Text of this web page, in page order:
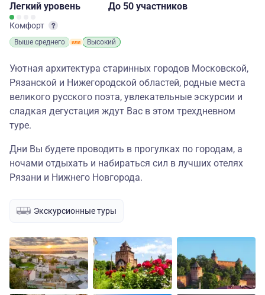
Легкий уровень
Комфорт
Выше среднего Высокий
до 50 участников
Уютная архитектура старинных городов Московской,
Рязанской и Нижегородской областей, родные места
великого русского поэта, увлекательные эскурсии и
сладкая дегустация ждут Вас в этом трехдневном
туре.
Дни Вы будете проводить в прогулках по городам, а
ночами отдыхать и набираться сил в лучших отелях
Рязани и Нижнего Новгорода.
Экскурсионные туры